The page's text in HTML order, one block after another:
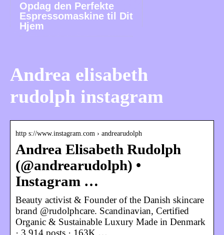
Opdag den Perfekte
Espressomaskine til Dit
Hjem
Andrea elisabeth
rudolph instagram
http s://www.instagram.com › andrearudolph
Andrea Elisabeth Rudolph
(@andrearudolph) •
Instagram …
Beauty activist & Founder of the Danish skincare
brand @rudolphcare. Scandinavian, Certified
Organic & Sustainable Luxury Made in Denmark
· 3,914 posts · 163K …